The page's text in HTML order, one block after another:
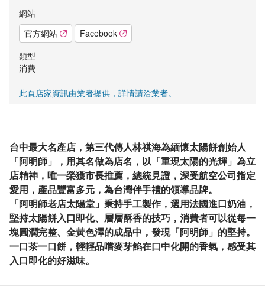
網站
官方網站
Facebook
類型
消費
此頁店家資訊由業者提供，詳情請洽業者。
台中最大名產店，第三代傳人林祺海為緬懷太陽餅創始人
「阿明師」，用其名做為店名，以「重現太陽的光輝」為立
店精神，唯一榮獲市長推薦，總統見證，深受航空公司指定
愛用，產品豐富多元，為台灣伴手禮的領導品牌。
「阿明師老店太陽堂」秉持手工製作，選用法國進口奶油，
堅持太陽餅入口即化、層層酥香的技巧，消費者可以從每一
塊圓潤完整、金黃色澤的成品中，發現「阿明師」的堅持。
一口茶一口餅，輕輕品嚐麥芽餡在口中化開的香氣，感受其
入口即化的好滋味。